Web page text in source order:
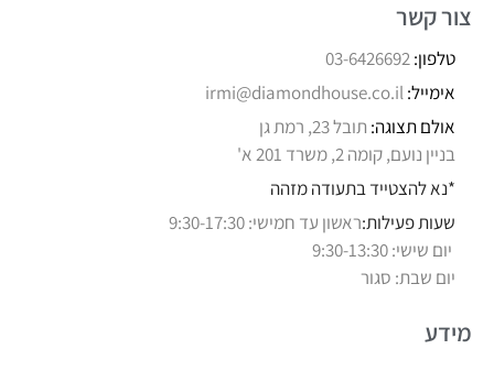
צור קשר
טלפון:03-6426692
אימייל:irmi@diamondhouse.co.il
אולם תצוגה: תובל 23, רמת גן
בניין נועם, קומה 2, משרד 201 א'
*נא להצטייד בתעודה מזהה
שעות פעילות:ראשון עד חמישי: 9:30-17:30
יום שישי: 9:30-13:30
יום שבת: סגור
מידע